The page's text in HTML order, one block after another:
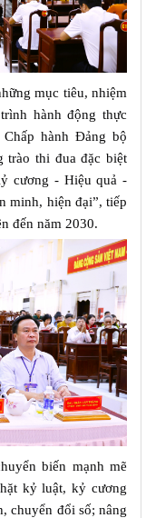
mục tiêu, nhiệm
hành động thực
hành Đảng bộ
trào thi đua đặc biệt
cương - Hiệu quả -
minh, hiện đại”, tiếp
đến năm 2030.
biến mạnh mẽ
kỷ luật, kỷ cương
chuyển đổi số; nâng